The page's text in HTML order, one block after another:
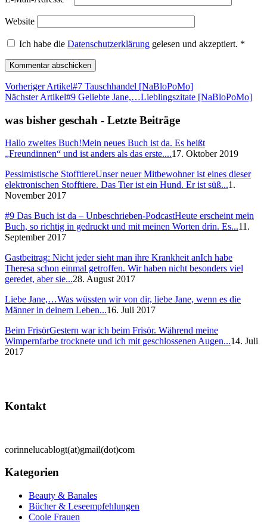
Website
Ich habe die Datenschutzerklärung gelesen und akzeptiert. *
Vorheriger Artikel#7 Tauschhandel [NaBloPoMo]
Nächster Artikel#9 Geliebte Jane,…Lieblingszitate [NaBloPoMo]
was bisher geschah - Letzte Beiträge
Hallo zweites Buch!Mein neues Buch ist da. Es heißt
„Freundinnen“ und ist anders als das erste....17. Oktober 2019
Pessimistische StofftiereUnser neuer Mitbewohner ist eines dieser
elektronischen Stofftiere. Das Tier ist ein Hund. Er ist süß...1.
November 2017
#9 Das Buch ist da – Unbeschrieben-PodcastHeute erscheint mein
Buch, so richtig in gedruckt und mit meinen Worten drin. Es...11.
September 2017
Gastbeitrag: Nicht jeder sieht man ihre Krankheit anIch habe
Theresa schon einmal getroffen. Wir haben nicht besonders viel
geredet, aber sie...28. August 2017
Liebe Jane,…Was wüssten wir von dir, liebe Jane, wenn es die
Männer in deinem Leben...16. Juli 2017
Beim FrisörGestern war ich beim Frisör. Während meine
Wimpernfarbe trocknete und ich mit geschlossenen Augen...14. Juli
2017
Kontakt
corinnelucablogt(at)gmail(dot)com
Kategorien
Beauty & Banales
Bücher & Leseempfehlungen
Coole Frauen